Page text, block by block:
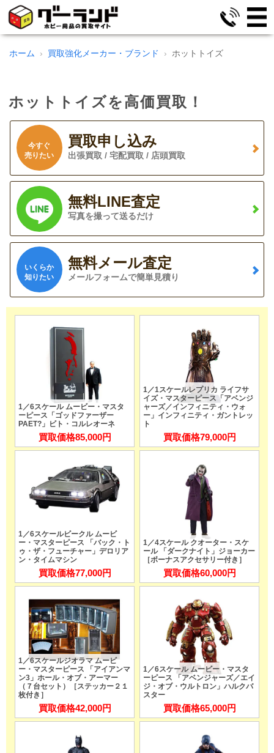
ホーム 買取強化メーカー・ブランド ホットトイズ
ホットトイズを高価買取！
今すぐ
売りたい
買取申し込み
出張買取 / 宅配買取 / 店頭買取
無料LINE査定
写真を撮って送るだけ
いくらか
知りたい
無料メール査定
メールフォームで簡単見積り
1／6スケール ムービー・マスタ
ーピース「ゴッドファーザー
PAET?」ビト・コルレオーネ
買取価格85,000円
1／1スケールレプリカ ライフサ
イズ・マスターピース「アベンジ
ャーズ／インフィニティ・ウォ
ー」インフィニティ・ガントレッ
ト
買取価格79,000円
1／6スケールビークル ムービ
ー・マスターピース 「バック・ト
ゥ・ザ・フューチャー」デロリア
ン・タイムマシン
買取価格77,000円
1／4スケール クオーター・スケ
ール 「ダークナイト」ジョーカー
［ボーナスアクセサリー付き］
買取価格60,000円
1／6スケールジオラマ ムービ
ー・マスターピース 「アイアンマ
ン3」ホール・オブ・アーマー
（７台セット）［ステッカー２１
枚付き］
買取価格42,000円
1／6スケール ムービー・マスタ
ーピース 「アベンジャーズ／エイ
ジ・オブ・ウルトロン」ハルクバ
スター
買取価格65,000円